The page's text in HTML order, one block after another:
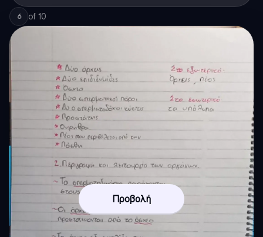
6 of 10
Προβολή